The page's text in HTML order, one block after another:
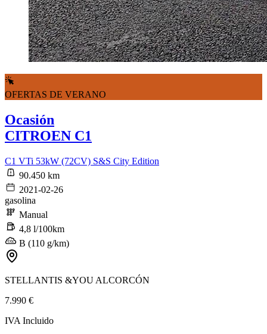
OFERTAS DE VERANO
Ocasión
CITROEN C1
C1 VTi 53kW (72CV) S&S City Edition
90.450 km
2021-02-26
gasolina
Manual
4,8 l/100km
B (110 g/km)
STELLANTIS &YOU ALCORCÓN
7.990 €
IVA Incluido